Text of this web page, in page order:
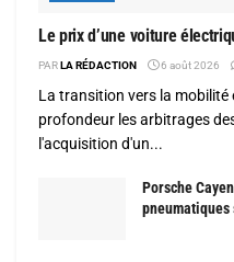
Le prix d’une voiture
PARLA RÉDACTION 6 août 2026
La transition vers la
profondeur les arbitrages
l'acquisition d'un...
Porsche
pneumatiques